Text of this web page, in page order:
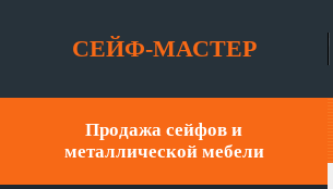
СЕЙФ-МАСТЕР
Продажа сейфов и
металлической мебели